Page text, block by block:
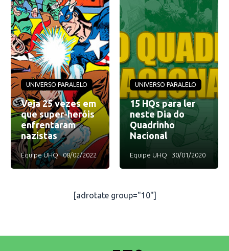
UNIVERSO PARALELO
Veja 25 vezes em
que super-heróis
enfrentaram
nazistas
Equipe UHQ 08/02/2022
UNIVERSO PARALELO
15 HQs para ler
neste Dia do
Quadrinho
Nacional
Equipe UHQ 30/01/2020
[adrotate group="10"]